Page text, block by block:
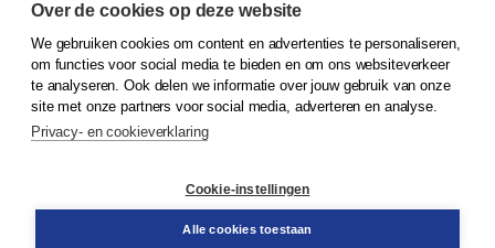
© 2026Koninklijke Boom uitgevers
Klantenservice
Service & informatie
Contact
Over de cookies op deze website
We gebruiken cookies om content en advertenties te personaliseren,
om functies voor social media te bieden en om ons websiteverkeer
te analyseren. Ook delen we informatie over jouw gebruik van onze
site met onze partners voor social media, adverteren en analyse.
Privacy- en cookieverklaring
Cookie-instellingen
Alle cookies toestaan